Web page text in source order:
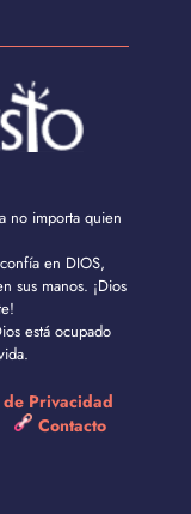
no importa quien
en DIOS,
sus manos. ¡Dios
está ocupado
Privacidad
Contacto